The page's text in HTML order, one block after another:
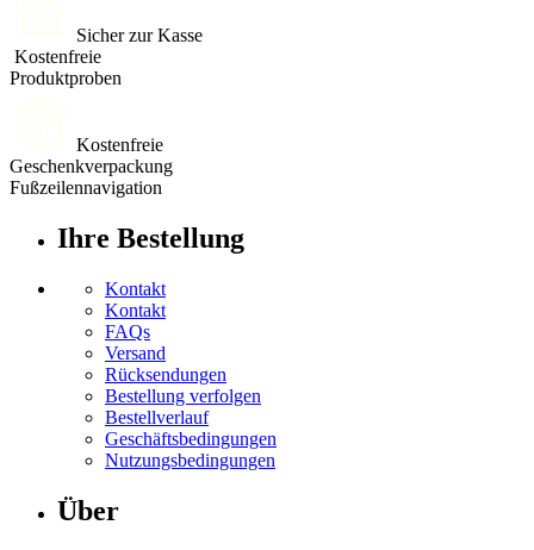
Sicher zur Kasse
Kostenfreie
Produktproben
Kostenfreie
Geschenkverpackung
Fußzeilennavigation
Ihre Bestellung
Kontakt
Kontakt
FAQs
Versand
Rücksendungen
Bestellung verfolgen
Bestellverlauf
Geschäftsbedingungen
Nutzungsbedingungen
Über